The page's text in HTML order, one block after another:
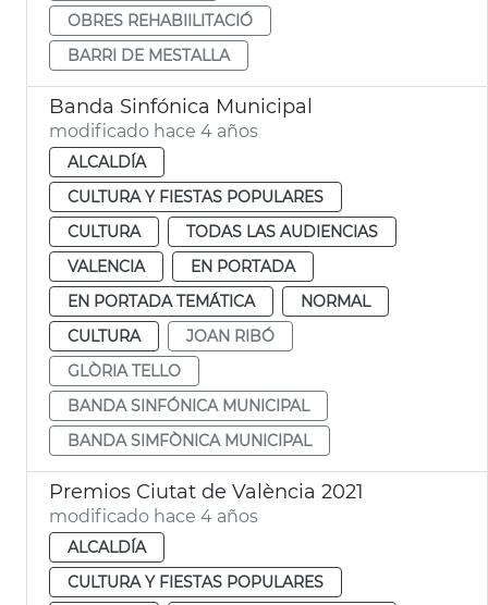
OBRES REHABIILITACIÓ
BARRI DE MESTALLA
Banda Sinfónica Municipal
modificado hace 4 años
ALCALDÍA
CULTURA Y FIESTAS POPULARES
CULTURA
TODAS LAS AUDIENCIAS
VALENCIA
EN PORTADA
EN PORTADA TEMÁTICA
NORMAL
CULTURA
JOAN RIBÓ
GLÒRIA TELLO
BANDA SINFÓNICA MUNICIPAL
BANDA SIMFÒNICA MUNICIPAL
Premios Ciutat de València 2021
modificado hace 4 años
ALCALDÍA
CULTURA Y FIESTAS POPULARES